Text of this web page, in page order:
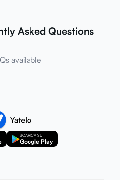
Asked Questions
available
SCARICA SU
Google Play